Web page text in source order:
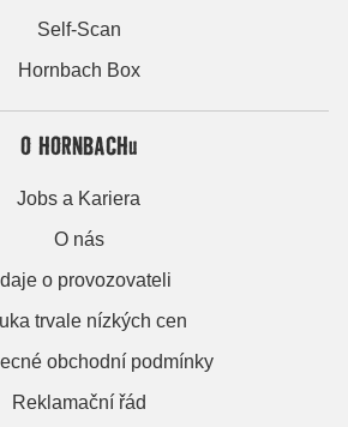
Self-Scan
Hornbach Box
O HORNBACHu
Jobs a Kariera
O nás
o provozovateli
trvale nízkých cen
obchodní podmínky
Reklamační řád